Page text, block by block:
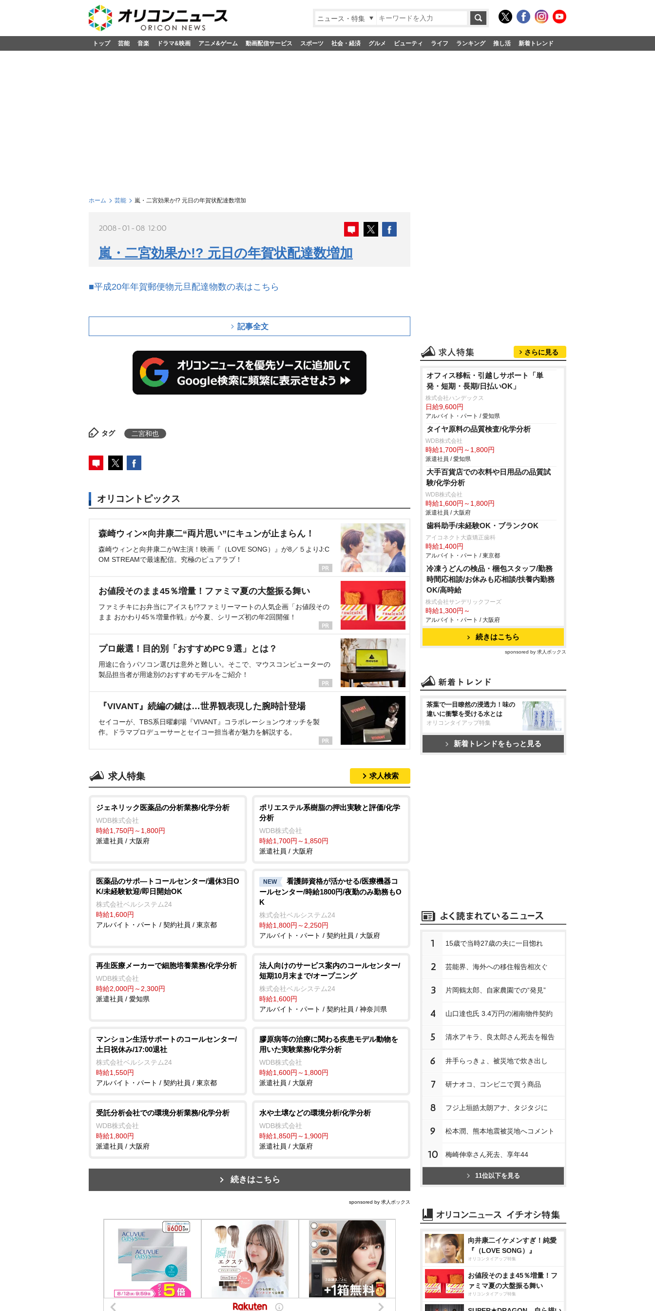
ニュース・特集
トップ 芸能 音楽 ドラマ&映画 アニメ&ゲーム 動画配信サービス スポーツ 社会・経済 グルメ ビューティ ライフ ランキング 推し活 新着トレンド
ホーム 芸能 嵐・二宮効果か!? 元日の年賀状配達数増加
2008-01-08 12:00
嵐・二宮効果か!? 元日の年賀状配達数増加
■平成20年年賀郵便物元旦配達物数の表はこちら
記事全文
タグ 二宮和也
オリコントピックス
森崎ウィン×向井康二“両片思い”にキュンが止まらん！
森崎ウィンと向井康二がW主演！映画『（LOVE SONG）』が8／５よりJ:C
OM STREAMで最速配信。究極のピュアラブ！
お値段そのまま45％増量！ファミマ夏の大盤振る舞い
ファミチキにお弁当にアイスも!?ファミリーマートの人気企画「お値段その
まま おかわり45％増量作戦」が今夏、シリーズ初の年2回開催！
プロ厳選！目的別「おすすめPC９選」とは？
用途に合うパソコン選びは意外と難しい。そこで、マウスコンピューターの
製品担当者が用途別のおすすめモデルをご紹介！
『VIVANT』続編の鍵は…世界観表現した腕時計登場
セイコーが、TBS系日曜劇場『VIVANT』コラボレーションウオッチを製
作。ドラマプロデューサーとセイコー担当者が魅力を解説する。
求人特集 求人検索
ジェネリック医薬品の分析業務/化学分析
WDB株式会社
時給1,750円～1,800円
派遣社員 / 大阪府
ポリエステル系樹脂の押出実験と評価/化学
分析
WDB株式会社
時給1,700円～1,850円
派遣社員 / 大阪府
医薬品のサポ―トコールセンター/週休3日O
K/未経験歓迎/即日開始OK
株式会社ベルシステム24
時給1,600円
アルバイト・パート / 契約社員 / 東京都
NEW
看護師資格が活かせる/医療機器コ
ールセンター/時給1800円/夜勤のみ勤務もO
K
株式会社ベルシステム24
時給1,800円～2,250円
アルバイト・パート / 契約社員 / 大阪府
再生医療メーカーで細胞培養業務/化学分析
WDB株式会社
時給2,000円～2,300円
派遣社員 / 愛知県
法人向けのサービス案内のコールセンター/
短期10月末まで/オープニング
株式会社ベルシステム24
時給1,600円
アルバイト・パート / 契約社員 / 神奈川県
マンション生活サポートのコールセンター/
土日祝休み/17:00退社
株式会社ベルシステム24
時給1,550円
アルバイト・パート / 契約社員 / 東京都
膠原病等の治療に関わる疾患モデル動物を
用いた実験業務/化学分析
WDB株式会社
時給1,600円～1,800円
派遣社員 / 大阪府
受託分析会社での環境分析業務/化学分析
WDB株式会社
時給1,800円
派遣社員 / 大阪府
水や土壌などの環境分析/化学分析
WDB株式会社
時給1,850円～1,900円
派遣社員 / 大阪府
続きはこちら
sponsored by 求人ボックス
さらに見る
オフィス移転・引越しサポート「単
発・短期・長期/日払いOK」
株式会社ハンデックス
日給9,600円
アルバイト・パート / 愛知県
タイヤ原料の品質検査/化学分析
WDB株式会社
時給1,700円～1,800円
派遣社員 / 愛知県
大手百貨店での衣料や日用品の品質試
験/化学分析
WDB株式会社
時給1,600円～1,800円
派遣社員 / 大阪府
歯科助手/未経験OK・ブランクOK
アイコネクト大森矯正歯科
時給1,400円
アルバイト・パート / 東京都
冷凍うどんの検品・梱包スタッフ/勤務
時間応相談/お休みも応相談/扶養内勤務
OK/高時給
株式会社サンデリックフーズ
時給1,300円～
アルバイト・パート / 大阪府
続きはこちら
sponsored by 求人ボックス
茶葉で一目瞭然の浸透力！味の
違いに衝撃を受ける水とは
オリコンタイアップ特集
新着トレンドをもっと見る
1 15歳で当時27歳の夫に一目惚れ
2 芸能界、海外への移住報告相次ぐ
3 片岡鶴太郎、自家農園での“発見”
4 山口達也氏 3.4万円の湘南物件契約
5 清水アキラ、良太郎さん死去を報告
6 井手らっきょ、被災地で炊き出し
7 研ナオコ、コンビニで買う商品
8 フジ上垣皓太朗アナ、タジタジに
9 松本潤、熊本地震被災地へコメント
10 梅崎伸幸さん死去、享年44
11位以下を見る
向井康二イケメンすぎ！純愛
『（LOVE SONG）』
オリコンタイアップ特集
お値段そのまま45％増量！フ
ァミマ夏の大盤振る舞い
オリコンタイアップ特集